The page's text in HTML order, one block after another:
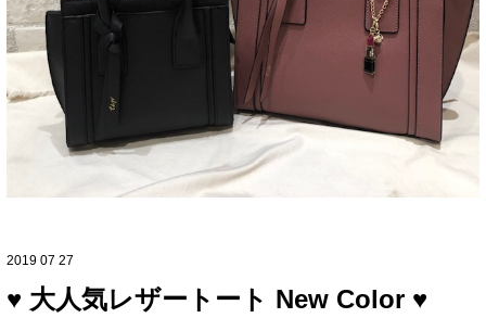
2019 07 27
♥ 大人気レザートート New Color ♥